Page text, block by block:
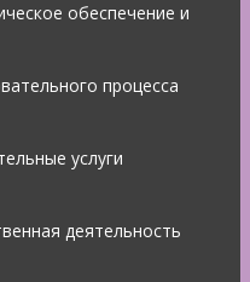
обеспечение и
процесса
услуги
деятельность